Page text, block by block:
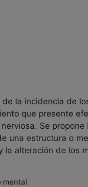
la incidencia de
que presente
Se
una estructura o
alteración de los
mental